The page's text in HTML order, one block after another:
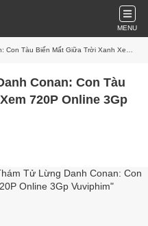
MENU
Mất Giữa Trời Xanh Xem 720P Online 3Gp Vuviphim
Conan: Con Tàu
720P Online 3Gp